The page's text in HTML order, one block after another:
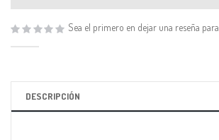
Sea el primero en dejar una reseña
DESCRIPCIÓN